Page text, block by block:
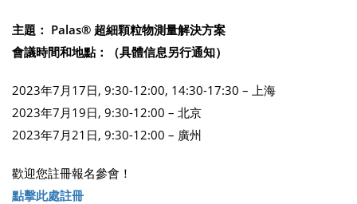
主題： Palas® 超細顆粒物測量解決方案
會議時間和地點：（具體信息另行通知）
2023年7月17日, 9:30-12:00, 14:30-17:30 – 上海
2023年7月19日, 9:30-12:00 – 北京
2023年7月21日, 9:30-12:00 – 廣州
歡迎您註冊報名參會！
點擊此處註冊